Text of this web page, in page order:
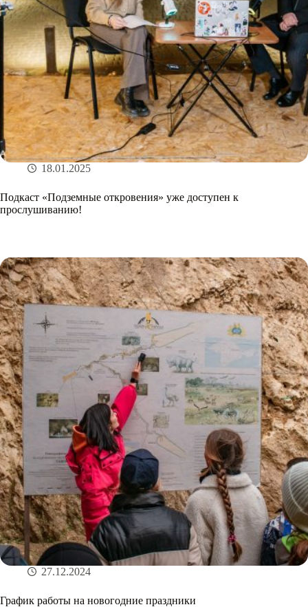
18.01.2025
Подкаст «Подземные откровения» уже доступен к
прослушиванию!
27.12.2024
График работы на новогодние праздники